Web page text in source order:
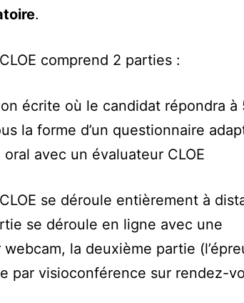
.
comprend 2 parties :
écrite où le candidat répondra à
la forme d’un questionnaire
avec un évaluateur CLOE
se déroule entièrement à
se déroule en ligne avec une
la deuxième partie
par visioconférence sur rendez-